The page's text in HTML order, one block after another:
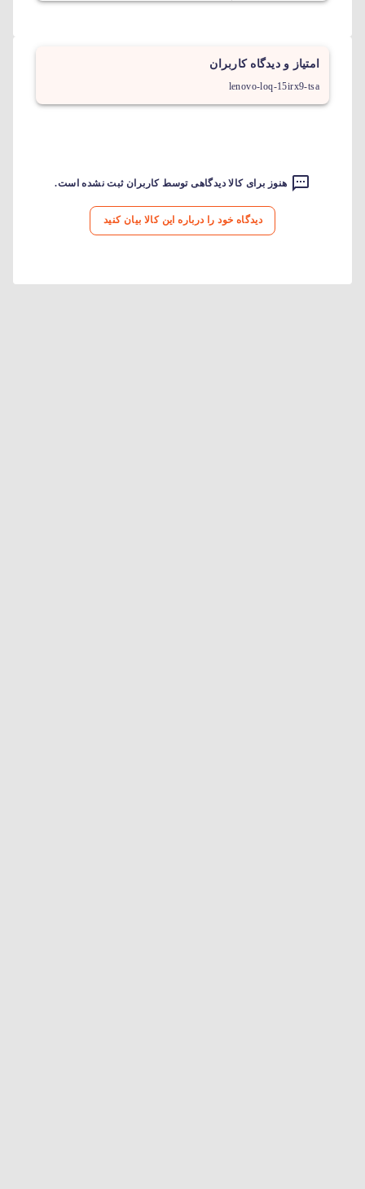
امتیاز و دیدگاه کاربران
lenovo-loq-15irx9-tsa
هنوز برای کالا دیدگاهی توسط کاربران ثبت نشده است.
دیدگاه خود را درباره این کالا بیان کنید